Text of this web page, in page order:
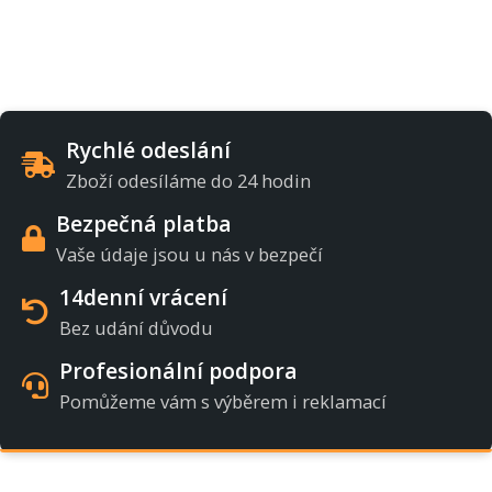
Rychlé odeslání
Zboží odesíláme do 24 hodin
Bezpečná platba
Vaše údaje jsou u nás v bezpečí
14denní vrácení
Bez udání důvodu
Profesionální podpora
Pomůžeme vám s výběrem i reklamací